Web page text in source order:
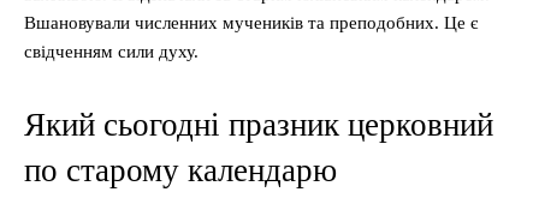
Вшановували численних мучеників та преподобних. Це є
свідченням сили духу.
Який сьогодні празник церковний
по старому календарю